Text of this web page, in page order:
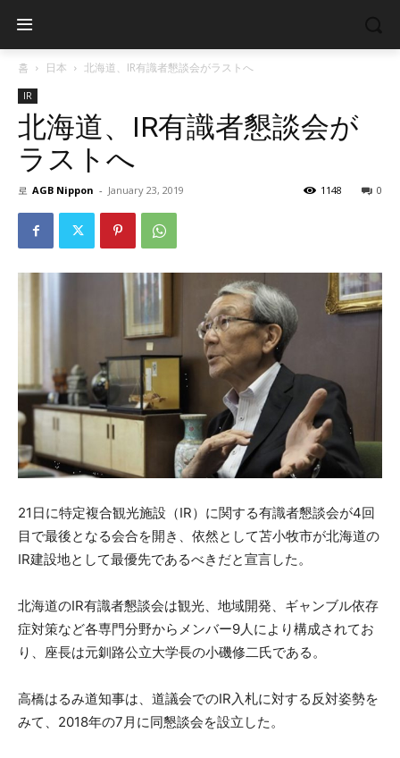
홈 日本 北海道、IR有識者懇談会がラストへ
IR
北海道、IR有識者懇談会が
ラストへ
로 AGB Nippon - January 23, 2019 0
1148
21 日に特定複合観光施設（IR）に関する有識者懇談会が4回
目で最後となる会合を開き、依然として苫小牧市が北海道の
IR建設地として最優先であるべきだと宣言した。
北海道のIR有識者懇談会は観光、地域開発、ギャンブル依存
症対策など各専門分野からメンバー9人により構成されてお
り、座長は元釧路公立大学長の小磯修二氏である。
高橋はるみ道知事は、道議会でのIR 入札に対する反対姿勢を
みて、 2018年の7 月に同懇談会を設立した。